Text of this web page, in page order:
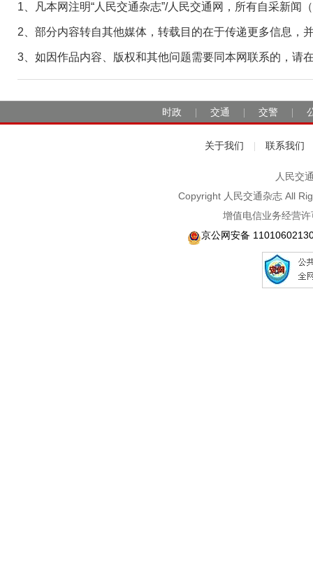
1、凡本网注明“人民交通杂志”/人民交通网，所有自采新
2、部分内容转自其他媒体，转载目的在于传递更多信息，
3、如因作品内容、版权和其他问题需要同本网联系的，请
时政 交通 交警
关于我们 联系我们
人民交
Copyright 人民交通杂志 All
增值电信业务经营
京公网安备